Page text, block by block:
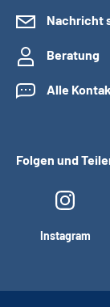
Nachricht
Beratung
Alle
Folgen und
Instagram